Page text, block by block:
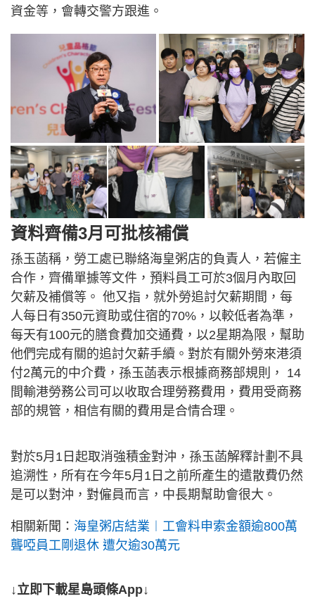
資金等，會轉交警方跟進。
資料齊備3月可批核補償
孫玉菡稱，勞工處已聯絡海皇粥店的負責人，若僱主
合作，齊備單據等文件，預料員工可於3個月內取回
欠薪及補償等。 他又指，就外勞追討欠薪期間，每
人每日有350元資助或住宿的70%，以較低者為準，
每天有100元的膳食費加交通費，以2星期為限，幫助
他們完成有關的追討欠薪手續。對於有關外勞來港須
付2萬元的中介費，孫玉菡表示根據商務部規則， 14
間輸港勞務公司可以收取合理勞務費用，費用受商務
部的規管，相信有關的費用是合情合理。
對於5月1日起取消強積金對沖，孫玉菡解釋計劃不具
追溯性，所有在今年5月1日之前所產生的遣散費仍然
是可以對沖，對僱員而言，中長期幫助會很大。
相關新聞： 海皇粥店結業︱工會料申索金額逾800萬
聾啞員工剛退休 遭欠逾30萬元
↓立即下載星島頭條App↓